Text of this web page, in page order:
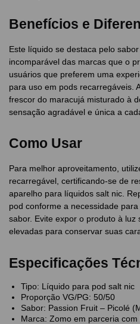
Benefícios e
Este líquido se destaca pelo
incomparável das marcas que o
usuários que preferem uma
para uso em pods recarregáveis.
frescor do maracujá misturado à
sensação agradável e única a
Como Usar
Para melhor aproveitamento,
recarregável, certificando-se de
aparelho para líquidos salt nic.
pod conforme a necessidade
sabor. Evite expor o produto à
elevadas para conservar suas
Especificações
Tipo: Líquido para pod salt nic
Proporção VG/PG: 50/50
Sabor: Passion Fruit – Picolé
Marca: Zomo em parceria com